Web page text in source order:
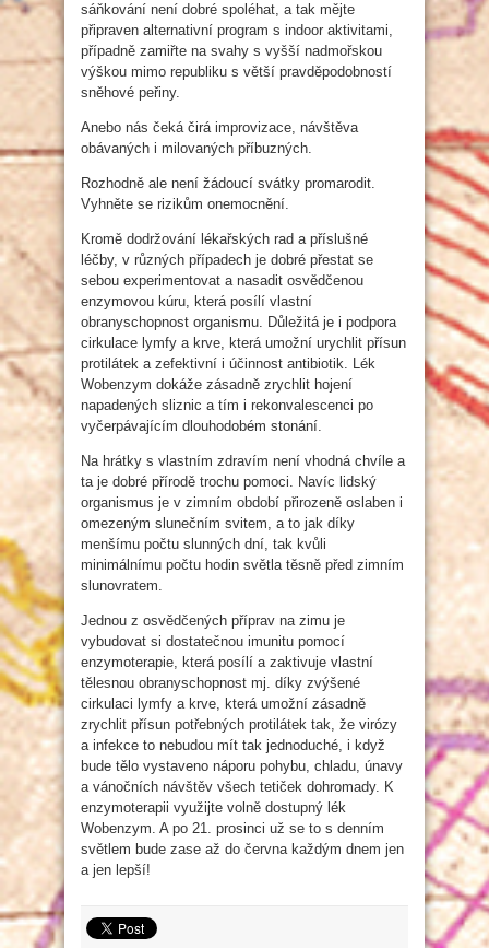
sáňkování není dobré spoléhat, a tak mějte
připraven alternativní program s indoor aktivitami,
případně zamiřte na svahy s vyšší nadmořskou
výškou mimo republiku s větší pravděpodobností
sněhové peřiny.
Anebo nás čeká čirá improvizace, návštěva
obávaných i milovaných příbuzných.
Rozhodně ale není žádoucí svátky promarodit.
Vyhněte se rizikům onemocnění.
Kromě dodržování lékařských rad a příslušné
léčby, v různých případech je dobré přestat se
sebou experimentovat a nasadit osvědčenou
enzymovou kúru, která posílí vlastní
obranyschopnost organismu. Důležitá je i podpora
cirkulace lymfy a krve, která umožní urychlit přísun
protilátek a zefektivní i účinnost antibiotik. Lék
Wobenzym dokáže zásadně zrychlit hojení
napadených sliznic a tím i rekonvalescenci po
vyčerpávajícím dlouhodobém stonání.
Na hrátky s vlastním zdravím není vhodná chvíle a
ta je dobré přírodě trochu pomoci. Navíc lidský
organismus je v zimním období přirozeně oslaben i
omezeným slunečním svitem, a to jak díky
menšímu počtu slunných dní, tak kvůli
minimálnímu počtu hodin světla těsně před zimním
slunovratem.
Jednou z osvědčených příprav na zimu je
vybudovat si dostatečnou imunitu pomocí
enzymoterapie, která posílí a zaktivuje vlastní
tělesnou obranyschopnost mj. díky zvýšené
cirkulaci lymfy a krve, která umožní zásadně
zrychlit přísun potřebných protilátek tak, že virózy
a infekce to nebudou mít tak jednoduché, i když
bude tělo vystaveno náporu pohybu, chladu, únavy
a vánočních návštěv všech tetiček dohromady. K
enzymoterapii využijte volně dostupný lék
Wobenzym. A po 21. prosinci už se to s denním
světlem bude zase až do června každým dnem jen
a jen lepší!